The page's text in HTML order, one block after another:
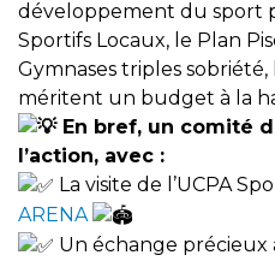
développement du sport
Sportifs Locaux, le Plan
Gymnases triples
méritent un budget à la
En bref, un comité
l’action, avec :
La visite de l’UCPA
ARENA
Un échange précieux